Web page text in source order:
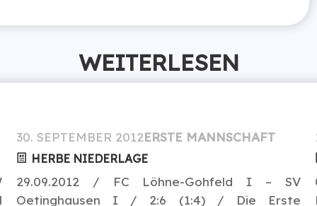
WEITERLESEN
30. SEPTEMBER 2012ERSTE MANNSCHAFT
HERBE NIEDERLAGE
29.09.2012 / FC Löhne-Gohfeld I – SV
Oetinghausen I / 2:6 (1:4) / Die Erste